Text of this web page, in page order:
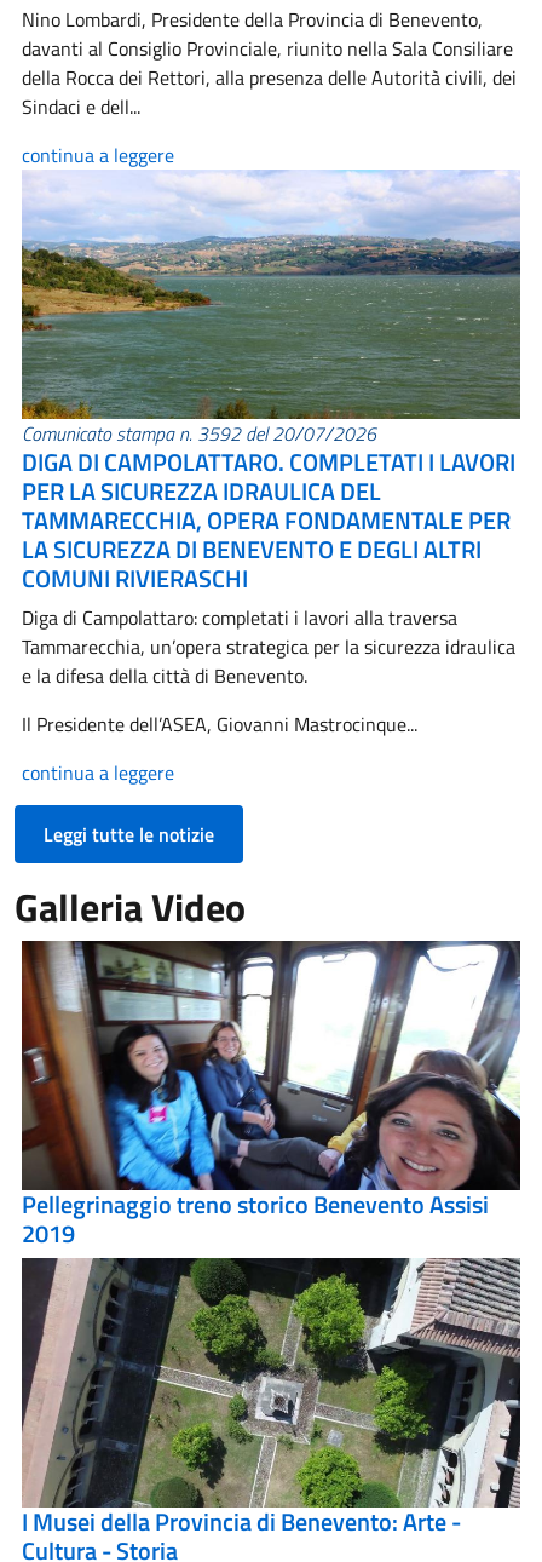
Nino Lombardi, Presidente della Provincia di Benevento,
davanti al Consiglio Provinciale, riunito nella Sala Consiliare
della Rocca dei Rettori, alla presenza delle Autorità civili, dei
Sindaci e dell...
continua a leggere
Comunicato stampa n. 3592 del 20/07/2026
DIGA DI CAMPOLATTARO. COMPLETATI I LAVORI
PER LA SICUREZZA IDRAULICA DEL
TAMMARECCHIA, OPERA FONDAMENTALE PER
LA SICUREZZA DI BENEVENTO E DEGLI ALTRI
COMUNI RIVIERASCHI
Diga di Campolattaro: completati i lavori alla traversa
Tammarecchia, un’opera strategica per la sicurezza idraulica
e la difesa della città di Benevento.
Il Presidente dell’ASEA, Giovanni Mastrocinque...
continua a leggere
Leggi tutte le notizie
Galleria Video
Pellegrinaggio treno storico Benevento Assisi
2019
I Musei della Provincia di Benevento: Arte -
Cultura - Storia